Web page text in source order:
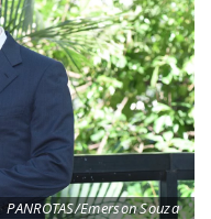
PANROTAS/Emerson Souza